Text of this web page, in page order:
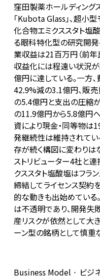
窪田製薬ホールディング
「Kubota Glass」、超小
化合物エミクススタト塩
る眼科特化型の研究開発
業収益は21百万円（前
収益化には程遠い状況
億円に達している。一方
42.9%減の3.1億円、販
の5.4億円と支出の圧縮
の11.9億円から5.8億円
資により現金・同等物は
発継続性は維持されて
存が続く構図に変わりは
ストリビューター4社と
クススタト塩酸塩はフラ
締結してライセンス契約
的な動きも出始めている
は不透明であり、開発失
産リスクが依然として大
ーン型の銘柄として慎重
Business Model · ビジ